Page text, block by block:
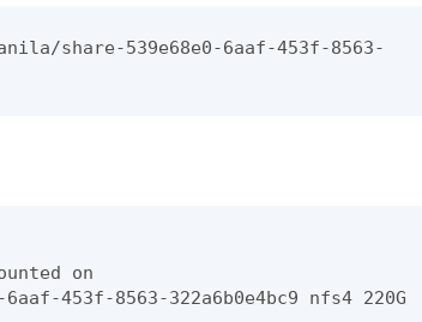
share-539e68e0-6aaf-453f-8563-
on
453f-8563-322a6b0e4bc9 nfs4 220G